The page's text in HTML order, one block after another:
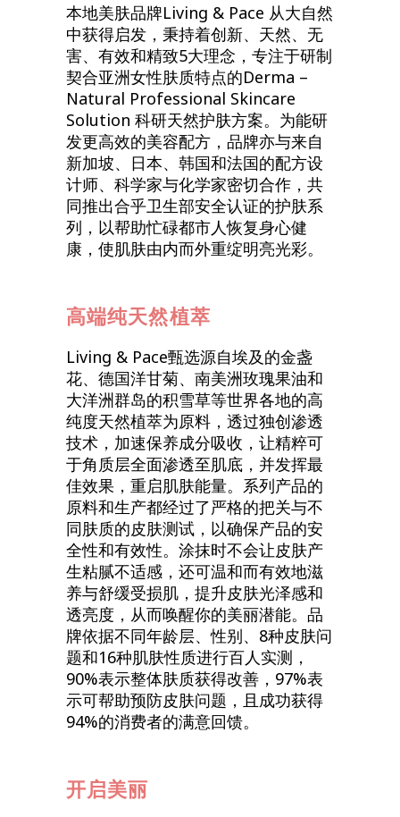
本地美肤品牌Living & Pace 从大自然
中获得启发，秉持着创新、天然、无
害、有效和精致5大理念，专注于研制
契合亚洲女性肤质特点的Derma –
Natural Professional Skincare
Solution 科研天然护肤方案。为能研
发更高效的美容配方，品牌亦与来自
新加坡、日本、韩国和法国的配方设
计师、科学家与化学家密切合作，共
同推出合乎卫生部安全认证的护肤系
列，以帮助忙碌都市人恢复身心健
康，使肌肤由内而外重绽明亮光彩。
高端纯天然植萃
Living & Pace甄选源自埃及的金盏
花、德国洋甘菊、南美洲玫瑰果油和
大洋洲群岛的积雪草等世界各地的高
纯度天然植萃为原料，透过独创渗透
技术，加速保养成分吸收，让精粹可
于角质层全面渗透至肌底，并发挥最
佳效果，重启肌肤能量。系列产品的
原料和生产都经过了严格的把关与不
同肤质的皮肤测试，以确保产品的安
全性和有效性。涂抹时不会让皮肤产
生粘腻不适感，还可温和而有效地滋
养与舒缓受损肌，提升皮肤光泽感和
透亮度，从而唤醒你的美丽潜能。品
牌依据不同年龄层、性别、8种皮肤问
题和16种肌肤性质进行百人实测，
90%表示整体肤质获得改善，97%表
示可帮助预防皮肤问题，且成功获得
94%的消费者的满意回馈。
开启美丽